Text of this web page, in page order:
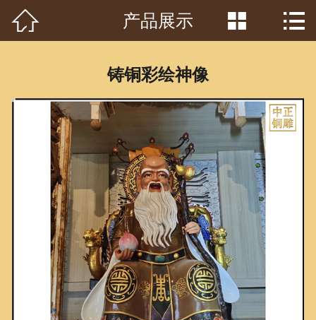
首页
产品中心
客户见证
常识问答
新闻资讯
荣誉资质
泥塑鉴赏
 产品展示  
铸铜彩绘神像